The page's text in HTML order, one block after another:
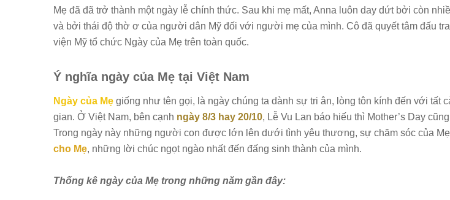
Mẹ đã đã trở thành một ngày lễ chính thức. Sau khi mẹ mất, Anna luôn day dứt bởi còn
và bởi thái độ thờ ơ của người dân Mỹ đối với người mẹ của mình. Cô đã quyết tâm đấu
viện Mỹ tổ chức Ngày của Mẹ trên toàn quốc.
Ý nghĩa ngày của Mẹ tại Việt Nam
Ngày của Mẹ giống như tên gọi, là ngày chúng ta dành sự tri ân, lòng tôn kính đến với tất
gian. Ở Việt Nam, bên cạnh ngày 8/3 hay 20/10, Lễ Vu Lan báo hiếu thì Mother’s Day
Trong ngày này những người con được lớn lên dưới tình yêu thương, sự chăm sóc của
cho Mẹ, những lời chúc ngọt ngào nhất đến đấng sinh thành của mình.
Thống kê ngày của Mẹ trong những năm gần đây: